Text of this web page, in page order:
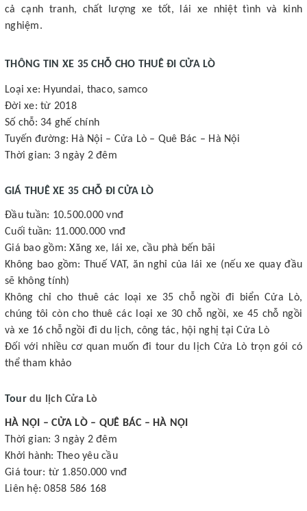
cả cạnh tranh, chất lượng xe tốt, lái xe nhiệt tình và kinh
nghiệm.
THÔNG TIN XE 35 CHỖ CHO THUÊ ĐI CỬA LÒ
Loại xe: Hyundai, thaco, samco
Đời xe: từ 2018
Số chỗ: 34 ghế chính
Tuyến đường: Hà Nội – Cửa Lò – Quê Bác – Hà Nội
Thời gian: 3 ngày 2 đêm
GIÁ THUÊ XE 35 CHỖ ĐI CỬA LÒ
Đầu tuần: 10.500.000 vnđ
Cuối tuần: 11.000.000 vnđ
Giá bao gồm: Xăng xe, lái xe, cầu phà bến bãi
Không bao gồm: Thuế VAT, ăn nghỉ của lái xe (nếu xe quay đầu
sẽ không tính)
Không chỉ cho thuê các loại xe 35 chỗ ngồi đi biển Cửa Lò,
chúng tôi còn cho thuê các loại xe 30 chỗ ngồi, xe 45 chỗ ngồi
và xe 16 chỗ ngồi đi du lịch, công tác, hội nghị tại Cửa Lò
Đối với nhiều cơ quan muốn đi tour du lịch Cửa Lò trọn gói có
thể tham khảo
Tourdu lịch Cửa Lò
HÀ NỘI – CỬA LÒ – QUÊ BÁC – HÀ NỘI
Thời gian: 3 ngày 2 đêm
Khởi hành: Theo yêu cầu
Giá tour: từ 1.850.000 vnđ
Liên hệ: 0858 586 168